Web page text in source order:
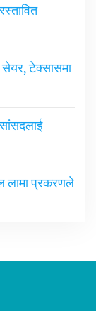
सेयर, टेक्सासमा
लामा प्रकरणले